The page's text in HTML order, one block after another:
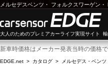
メルセデスベンツ ・ フォルクスワーゲン ・
大人のためのプレミアカーライフ実現サイト
新車時価格はメーカー発表当時の価格
EDGE.net > カタログ > メルセデス・ベンツ